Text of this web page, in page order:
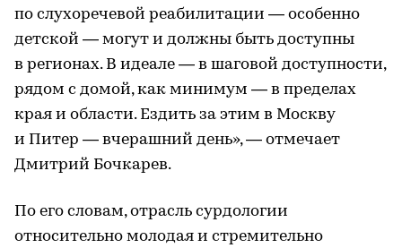
по слухоречевой реабилитации — особенно
детской — могут и должны быть доступны
в регионах. В идеале — в шаговой доступности,
рядом с домой, как минимум — в пределах
края и области. Ездить за этим в Москву
и Питер — вчерашний день», — отмечает
Дмитрий Бочкарев.
По его словам, отрасль сурдологии
относительно молодая и стремительно